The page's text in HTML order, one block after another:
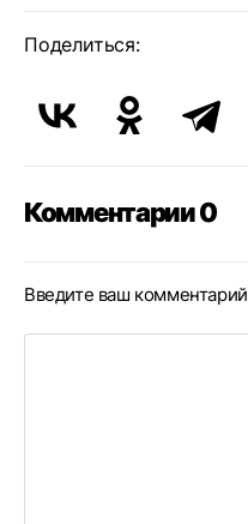
Поделиться:
Комментарии 0
Введите ваш комментарий